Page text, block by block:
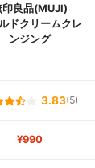
印良品(MUJI)
ドクリームクレ
ンジング
3.83(5)
¥990